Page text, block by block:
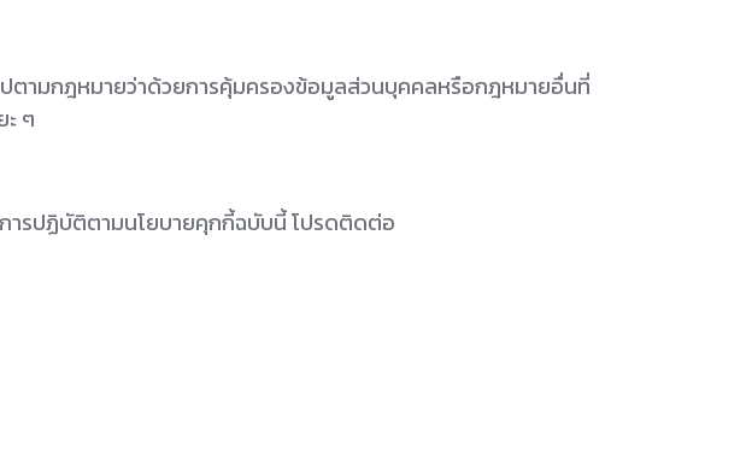
ปตามกฎหมายว่าด้วยการคุ้มครองข้อมูลส่วนบุคคลหรือกฎหมายอื่นที่
ๆ
การปฏิบัติตามนโยบายคุกกี้ฉบับนี้ โปรดติดต่อ